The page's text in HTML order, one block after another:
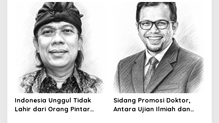
t
o
n
Indonesia Unggul Tidak
Lahir dari Orang Pintar
Sidang Promosi Doktor,
Antara Ujian Ilmiah dan